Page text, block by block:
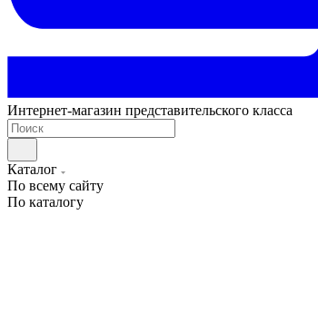
Интернет-магазин представительского класса
Каталог
По всему сайту
По каталогу